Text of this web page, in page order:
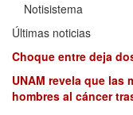
Notisistema
Últimas noticias
Choque entre deja
UNAM revela que las
hombres al cáncer